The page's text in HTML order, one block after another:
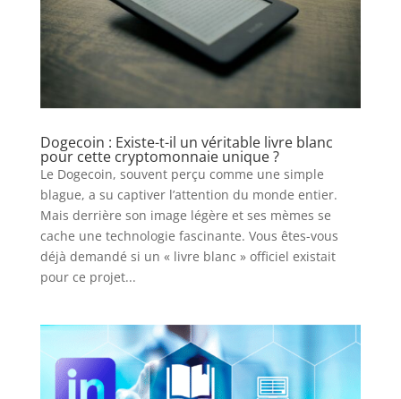
Dogecoin : Existe-t-il un véritable livre blanc
pour cette cryptomonnaie unique ?
Le Dogecoin, souvent perçu comme une simple
blague, a su captiver l’attention du monde entier.
Mais derrière son image légère et ses mèmes se
cache une technologie fascinante. Vous êtes-vous
déjà demandé si un « livre blanc » officiel existait
pour ce projet...